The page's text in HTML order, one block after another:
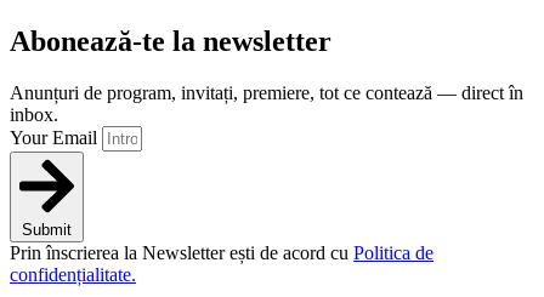
Abonează-te la newsletter
Anunțuri de program, invitați, premiere, tot ce contează — direct în
inbox.
Your Email
Submit
Prin înscrierea la Newsletter ești de acord cu Politica de
confidențialitate.